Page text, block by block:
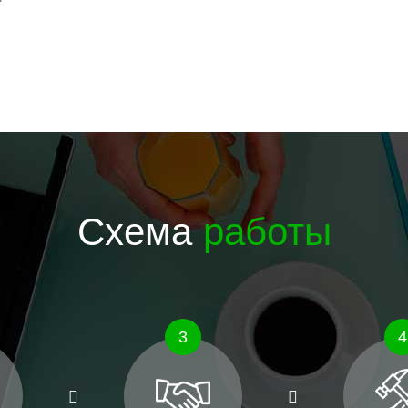
Схемаработы
3 4